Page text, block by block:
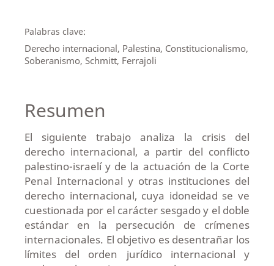
Palabras clave:
Derecho internacional, Palestina, Constitucionalismo,
Soberanismo, Schmitt, Ferrajoli
Resumen
El siguiente trabajo analiza la crisis del
derecho internacional, a partir del conflicto
palestino-israelí y de la actuación de la Corte
Penal Internacional y otras instituciones del
derecho internacional, cuya idoneidad se ve
cuestionada por el carácter sesgado y el doble
estándar en la persecución de crímenes
internacionales. El objetivo es desentrañar los
límites del orden jurídico internacional y